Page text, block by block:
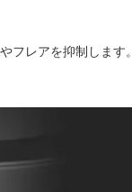
フレアを抑制します。